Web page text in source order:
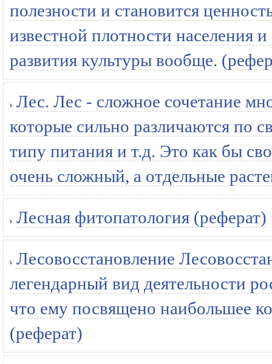
полезности и становится
известной плотности населения
развития культуры вообще.
Лес. Лес - сложное сочетание
которые сильно различаются по
типу питания и т.д. Это как бы
очень сложный, а отдельные
Лесная фитопатология (реферат)
Лесовосстановление
легендарный вид деятельности
что ему посвящено наибольшее
(реферат)